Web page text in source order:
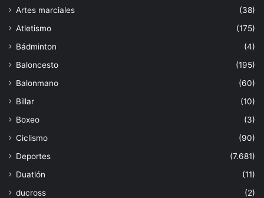
Artes marciales
(38)
Atletismo
(175)
Bádminton
(4)
Baloncesto
(195)
Balonmano
(60)
Billar
(10)
Boxeo
(3)
Ciclismo
(90)
Deportes
(7.681)
Duatlón
(11)
ducross
(2)